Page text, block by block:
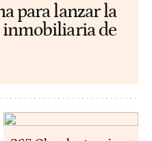
para lanzar la
de